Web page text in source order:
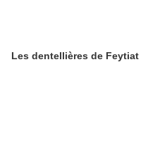
Les dentellières de Feytiat